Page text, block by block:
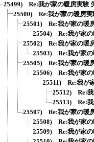
25499) Re:我が家の暖房実験
25500) Re:我が家の暖房実
25501) Re:我が家の暖
25504) Re:我が家の
25502) Re:我が家の暖
25503) Re:我が家の
25505) Re:我が家の暖
25506) Re:我が家の
25511) Re:我が
25512) Re:我
25513) Re:我
25507) Re:我が家の暖
25508) Re:我が家の
25509) Re:我が家の